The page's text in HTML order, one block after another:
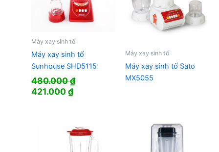
Máy xay sinh tố
Máy xay sinh tố
Sunhouse SHD5115
480.000₫
Giá
421.000₫Giá
421.000 ₫.
Máy xay sinh tố
Máy xay sinh tố Sato
MX5055